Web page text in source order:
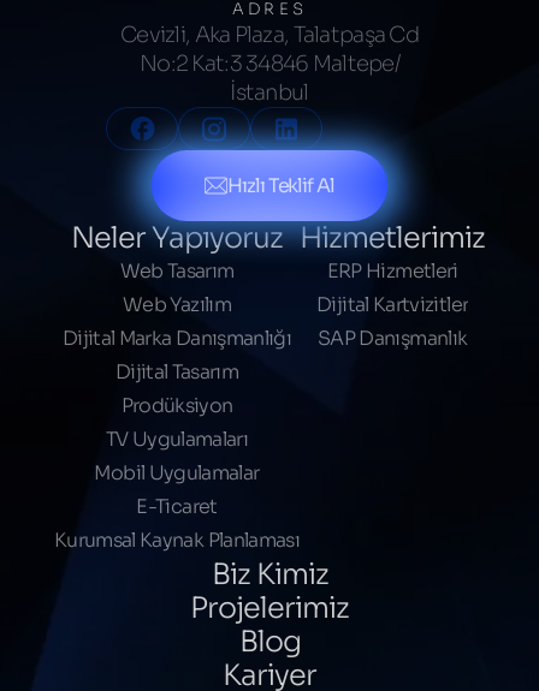
ADRES
Cevizli, Aka Plaza, Talatpaşa Cd
No:2 Kat:3 34846 Maltepe/
İstanbul
Hızlı Teklif Al
Neler Yapıyoruz
Web Tasarım
Web Yazılım
Dijital Marka Danışmanlığı
Dijital Tasarım
Prodüksiyon
TV Uygulamaları
Mobil Uygulamalar
E-Ticaret
Kurumsal Kaynak Planlaması
Hizmetlerimiz
ERP Hizmetleri
Dijital Kartvizitler
SAP Danışmanlık
Biz Kimiz
Projelerimiz
Blog
Kariyer